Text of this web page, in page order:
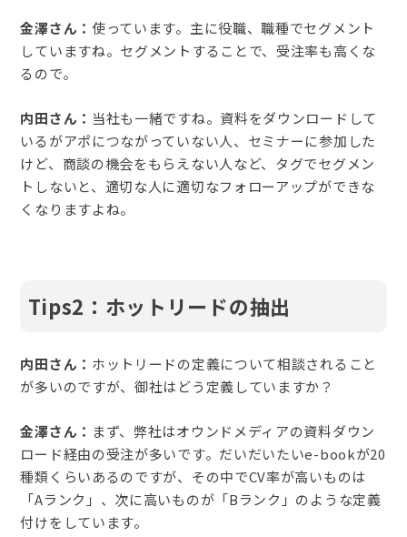
金澤さん： 使っています。主に役職、職種でセグメント
していますね。セグメントすることで、受注率も高くな
るので。
内田さん： 当社も一緒ですね。資料をダウンロードして
いるがアポにつながっていない人、セミナーに参加した
けど、商談の機会をもらえない人など、タグでセグメン
トしないと、適切な人に適切なフォローアップができな
くなりますよね。
Tips2：ホットリードの抽出
内田さん： ホットリードの定義について相談されること
が多いのですが、御社はどう定義していますか？
金澤さん： まず、弊社はオウンドメディアの資料ダウン
ロード経由の受注が多いです。だいだいたいe-bookが20
種類くらいあるのですが、その中でCV率が高いものは
「Aランク」、次に高いものが「Bランク」のような定義
付けをしています。